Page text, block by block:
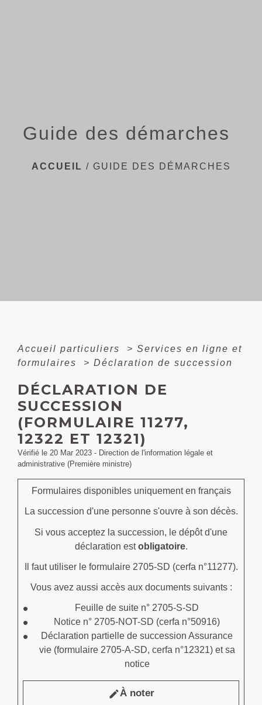
Guide des démarches
ACCUEIL / GUIDE DES DÉMARCHES
Accueil particuliers > Services en ligne et
formulaires
> Déclaration de succession
DÉCLARATION DE
SUCCESSION
(FORMULAIRE 11277,
12322 ET 12321)
Vérifié le 20 Mar 2023 - Direction de l'information légale et
administrative (Première ministre)
Formulaires disponibles uniquement en français
La succession d'une personne s'ouvre à son décès.
Si vous acceptez la succession, le dépôt d'une
déclaration estobligatoire.
Il faut utiliser le formulaire 2705-SD (cerfa n°11277).
Vous avez aussi accès aux documents suivants :
Feuille de suite n° 2705-S-SD
Notice n° 2705-NOT-SD (cerfa n°50916)
Déclaration partielle de succession Assurance
vie (formulaire 2705-A-SD, cerfa n°12321) et sa
notice
editÀ noter